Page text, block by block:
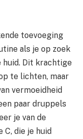
toevoeging
als je op zoek
huid. Dit krachtige
te lichten, maar
vermoeidheid
paar druppels
je van de
die je huid